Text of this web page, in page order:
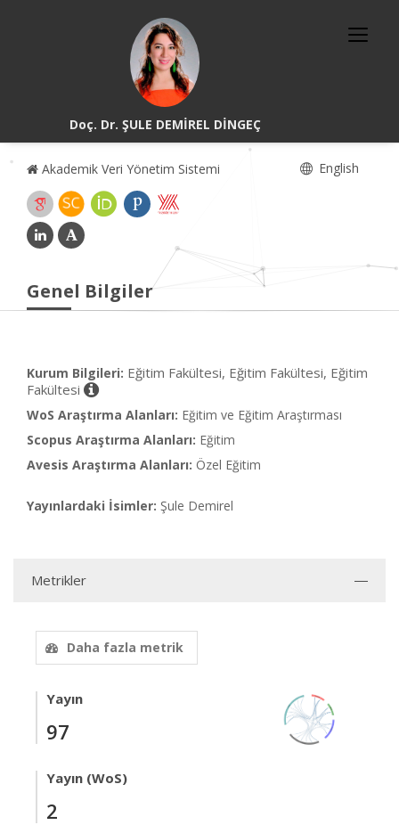
Doç. Dr. ŞULE DEMİREL DİNGEÇ
Akademik Veri Yönetim Sistemi English
Genel Bilgiler
Kurum Bilgileri: Eğitim Fakültesi, Eğitim Fakültesi, Eğitim
Fakültesi
WoS Araştırma Alanları: Eğitim ve Eğitim Araştırması
Scopus Araştırma Alanları: Eğitim
Avesis Araştırma Alanları: Özel Eğitim
Yayınlardaki İsimler: Şule Demirel
Metrikler
Daha fazla metrik
Yayın
97
Yayın (WoS)
2